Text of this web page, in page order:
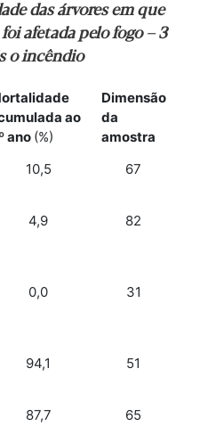
das árvores em que
afetada pelo fogo – 3
o incêndio
ao
ano (%)
Dimensão
da
amostra
10,5 67
4,9 82
0,0 31
94,1 51
87,7 65